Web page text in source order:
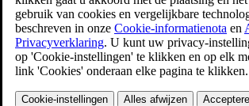
EX30
EX30 P5 Long Range Plus Black Edition
excl. btw / maand. [3]